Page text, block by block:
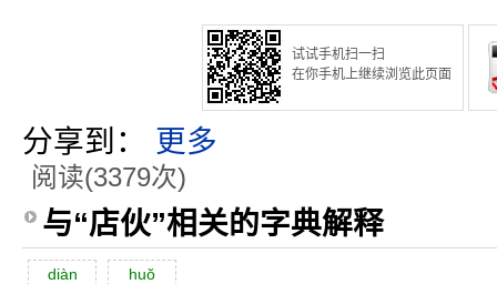
试试手机扫一扫
在你手机上继续浏览此页面
分享到： 更多
阅读(3379次)
与“店伙”相关的字典解释
diàn huŏ